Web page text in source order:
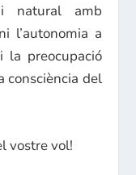
natural amb
l’autonomia a
la preocupació
consciència del
vostre vol!